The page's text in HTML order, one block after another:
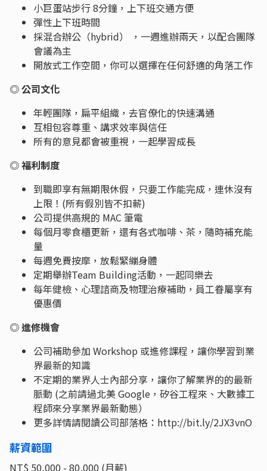
小巨蛋站步行 8分鐘，上下班交通方便
彈性上下班時間
採混合辦公（hybrid） ，一週進辦兩天，以配合團隊
會議為主
開放式工作空間，你可以選擇在任何舒適的角落工作
◎ 公司文化
年輕團隊，扁平組織，去官僚化的快速溝通
互相包容尊重、講求效率與信任
所有的意見都會被重視，一起學習成長
◎ 福利制度
到職即享有無期限休假，只要工作能完成，連休沒有
上限！(所有假別皆不扣薪)
公司提供高規的 MAC 筆電
每個月零食櫃更新，還有各式咖啡、茶，隨時補充能
量
每週免費按摩，放鬆緊繃身體
定期舉辦Team Building活動，一起同樂去
每年健檢、心理諮商及物理治療補助，員工眷屬享有
優惠價
◎ 進修機會
公司補助參加 Workshop 或進修課程，讓你學習到業
界最新的知識
不定期的業界人士內部分享，讓你了解業界的的最新
脈動 (之前請過北美 Google，矽谷工程來、大數據工
程師來分享業界最新動態）
更多詳情請閱讀公司部落格：http://bit.ly/2JX3vnO
薪資範圍
NT$ 50,000 - 80,000 (月薪)